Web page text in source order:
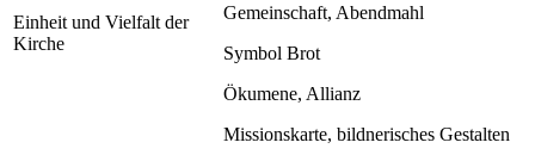
Einheit und Vielfalt der
Kirche
Gemeinschaft, Abendmahl
Symbol Brot
Ökumene, Allianz
Missionskarte, bildnerisches Gestalten